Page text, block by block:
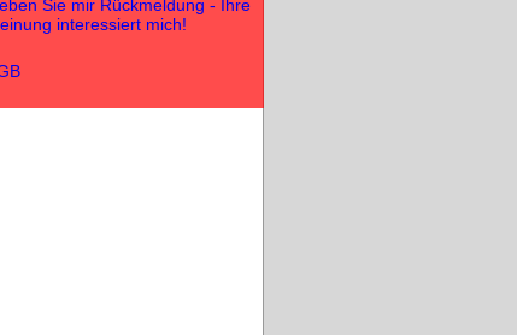
Sie mir Rückmeldung - Ihre
interessiert mich!